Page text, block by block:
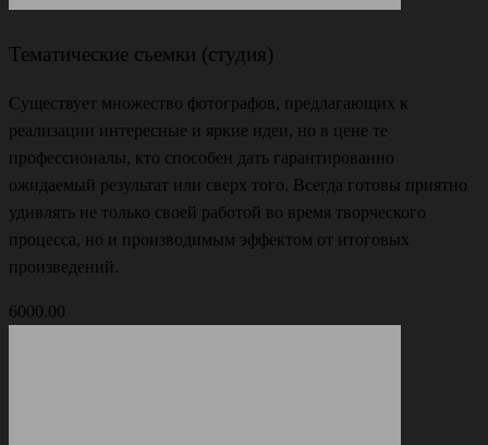
Тематические съемки (студия)
Существует множество фотографов, предлагающих к
реализации интересные и яркие идеи, но в цене те
профессионалы, кто способен дать гарантированно
ожидаемый результат или сверх того. Всегда готовы приятно
удивлять не только своей работой во время творческого
процесса, но и производимым эффектом от итоговых
произведений.
6000.00